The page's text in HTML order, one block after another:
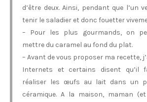
d’être deux. Ainsi, pendant que l’un
tenir le saladier et donc fouetter
– Pour les plus gourmands, on
mettre du caramel au fond du plat.
– Avant de vous proposer ma recette,
Internets et certains disent qu’il
réaliser les œufs au lait dans un
céramique. A la maison, maman